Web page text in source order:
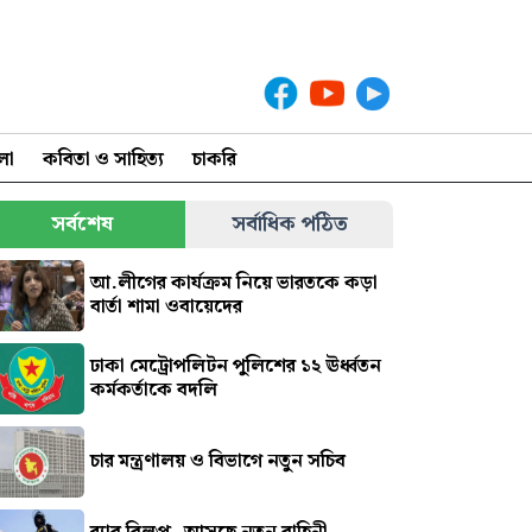
কবিতা ও সাহিত্য চাকরি
সর্বশেষ সর্বাধিক পঠিত
আ.লীগের কার্যক্রম নিয়ে ভারতকে কড়া
বার্তা শামা ওবায়েদের
ঢাকা মেট্রোপলিটন পুলিশের ১২ ঊর্ধ্বতন
কর্মকর্তাকে বদলি
চার মন্ত্রণালয় ও বিভাগে নতুন সচিব